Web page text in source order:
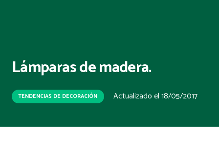
Lámparas de madera.
TENDENCIAS DE DECORACIÓN Actualizado el18/05/2017